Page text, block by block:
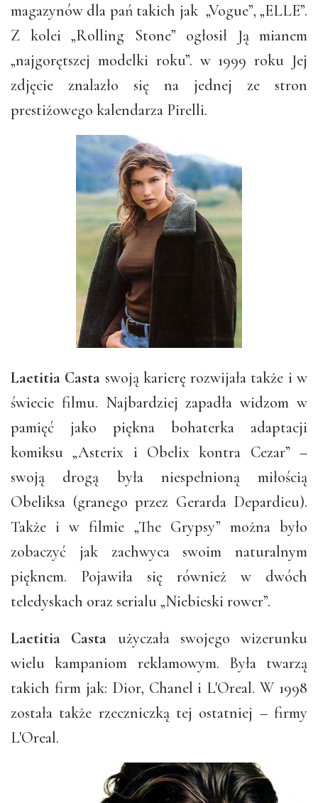
magazynów dla pań takich jak „Vogue”, „ELLE”.
Z kolei „Rolling Stone” ogłosił Ją mianem
„najgorętszej modelki roku”. w 1999 roku Jej
zdjęcie znalazło się na jednej ze stron
prestiżowego kalendarza Pirelli.
Laetitia Casta swoją karierę rozwijała także i w
świecie filmu. Najbardziej zapadła widzom w
pamięć jako piękna bohaterka adaptacji
komiksu „Asterix i Obelix kontra Cezar” –
swoją drogą była niespełnioną miłością
Obeliksa (granego przez Gerarda Depardieu).
Także i w filmie „The Grypsy” można było
zobaczyć jak zachwyca swoim naturalnym
pięknem. Pojawiła się również w dwóch
teledyskach oraz serialu „Niebieski rower”.
Laetitia
Casta użyczała swojego wizerunku
wielu kampaniom reklamowym. Była twarzą
takich firm jak: Dior, Chanel i L'Oreal. W 1998
została także rzeczniczką tej ostatniej – firmy
L'Oreal.